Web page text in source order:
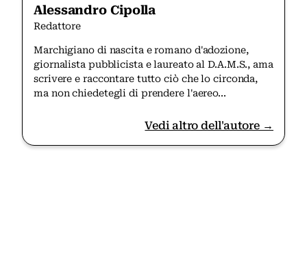
Alessandro Cipolla
Redattore
Marchigiano di nascita e romano d'adozione,
giornalista pubblicista e laureato al D.A.M.S., ama
scrivere e raccontare tutto ciò che lo circonda,
ma non chiedetegli di prendere l'aereo...
Vedi altro dell'autore →